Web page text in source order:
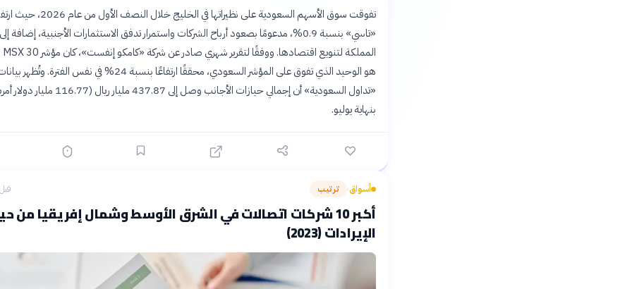
تفوقت سوق الأسهم السعودية على نظيراتها في الخليج
«تاسي» بنسبة 0.9%، مدعومًا بصعود أرباح الشركات واستمرار تدفق الاستثمارات الأجنبية، إضافة
هو الوحيد الذي تفوق على المؤشر السعودي، محققًا ارتفاعًا بنسبة 24% في نفس الفترة. وتُظهر
«تداول السعودية» أن إجمالي حيازات الأجانب وصل إلى 437.87 مليار ريال
بنهاية يوليو.
أسواق› ترتيب قبل 7
أكبر 10 شركات اتصالات في الشرق الأوسط وشمال إفريقيا من
الإيرادات (2023)